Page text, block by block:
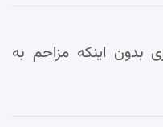
بدون اینکه مزاحم به